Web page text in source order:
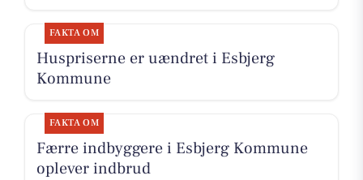
FAKTA OM
Huspriserne er uændret i Esbjerg
Kommune
FAKTA OM
Færre indbyggere i Esbjerg Kommune
oplever indbrud